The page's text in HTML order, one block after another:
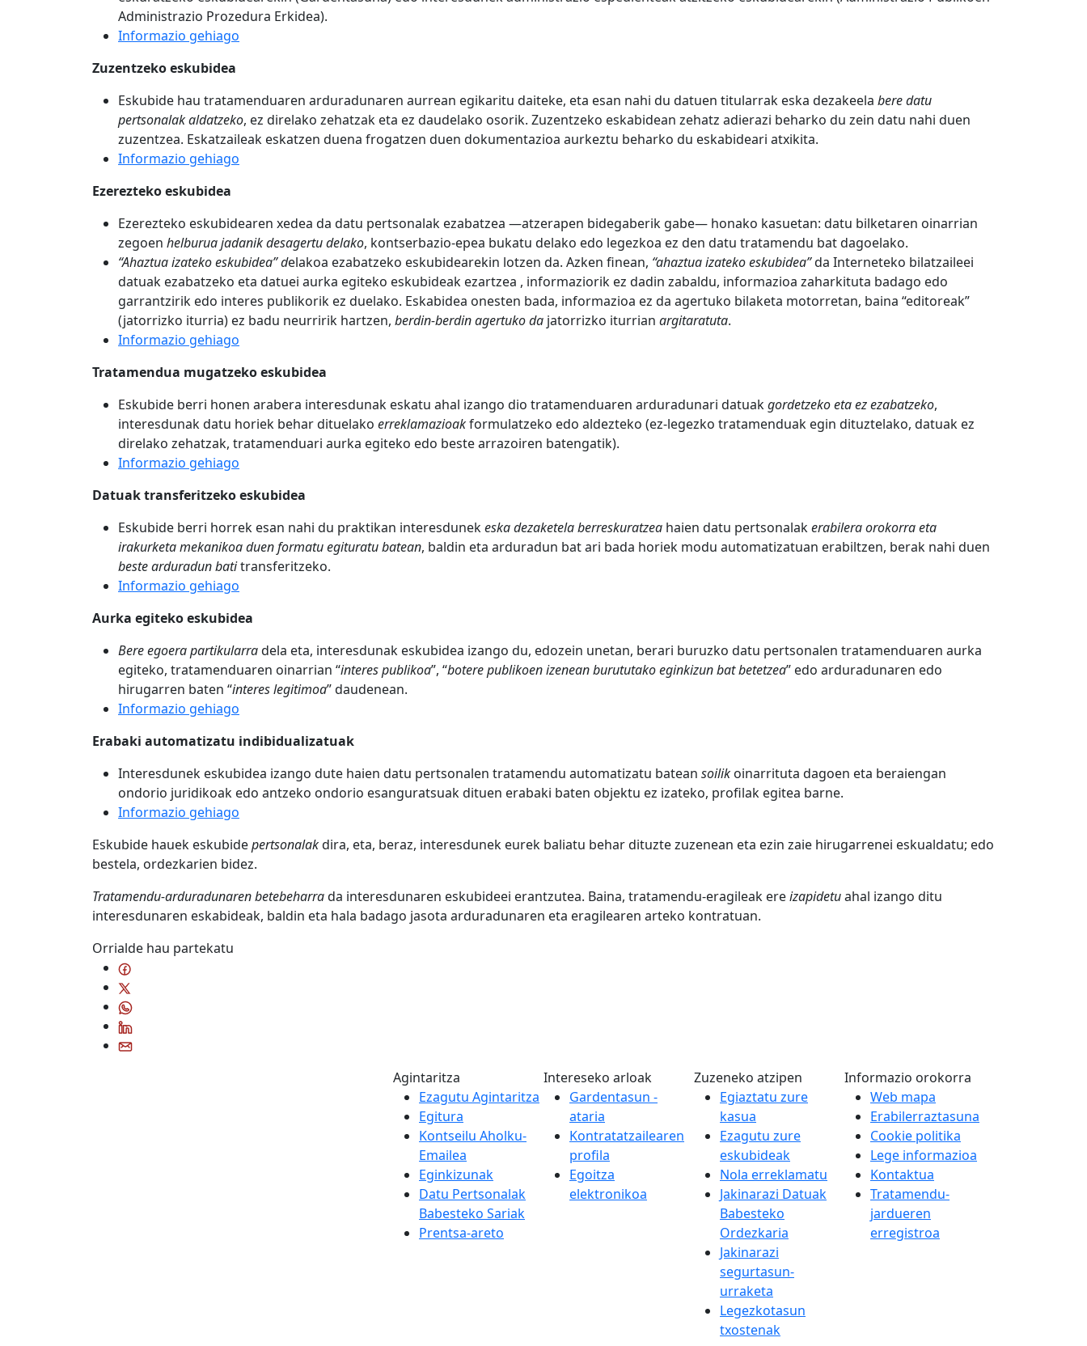
Administrazio Prozedura Erkidea).
Informazio gehiago
Zuzentzeko eskubidea
Eskubide hau tratamenduaren arduradunaren aurrean egikaritu daiteke, eta esan nahi du datuen titularrak eska dezakeela bere datu
pertsonalak aldatzeko, ez direlako zehatzak eta ez daudelako osorik. Zuzentzeko eskabidean zehatz adierazi beharko du zein datu nahi duen
zuzentzea. Eskatzaileak eskatzen duena frogatzen duen dokumentazioa aurkeztu beharko du eskabideari atxikita.
Informazio gehiago
Ezerezteko eskubidea
Ezerezteko eskubidearen xedea da datu pertsonalak ezabatzea —atzerapen bidegaberik gabe— honako kasuetan: datu bilketaren oinarrian
zegoen helburua jadanik desagertu delako, kontserbazio-epea bukatu delako edo legezkoa ez den datu tratamendu bat dagoelako.
“Ahaztua izateko eskubidea” delakoa ezabatzeko eskubidearekin lotzen da. Azken finean, “ahaztua izateko eskubidea”da Interneteko bilatzaileei
datuak ezabatzeko eta datuei aurka egiteko eskubideak ezartzea , informaziorik ez dadin zabaldu, informazioa zaharkituta badago edo
garrantzirik edo interes publikorik ez duelako. Eskabidea onesten bada, informazioa ez da agertuko bilaketa motorretan, baina “editoreak”
(jatorrizko iturria) ez badu neurririk hartzen, berdin-berdin agertuko da jatorrizko iturrian argitaratuta.
Informazio gehiago
Tratamendua mugatzeko eskubidea
Eskubide berri honen arabera interesdunak eskatu ahal izango dio tratamenduaren arduradunari datuakgordetzeko eta ez ezabatzeko,
interesdunak datu horiek behar dituelako erreklamazioakformulatzeko edo aldezteko (ez-legezko tratamenduak egin dituztelako, datuak ez
direlako zehatzak, tratamenduari aurka egiteko edo beste arrazoiren batengatik).
Informazio gehiago
Datuak transferitzeko eskubidea
Eskubide berri horrek esan nahi du praktikan interesdunekeska dezaketela berreskuratzea haien datu pertsonalakerabilera orokorra eta
irakurketa mekanikoa duen formatu egituratu batean, baldin eta arduradun bat ari bada horiek modu automatizatuan erabiltzen, berak nahi duen
beste arduradun batitransferitzeko.
Informazio gehiago
Aurka egiteko eskubidea
Bere egoera partikularradela eta, interesdunak eskubidea izango du, edozein unetan, berari buruzko datu pertsonalen tratamenduaren aurka
egiteko, tratamenduaren oinarrian “interes publikoa”, “botere publikoen izenean burututako eginkizun bat betetzea” edo arduradunaren edo
hirugarren baten “interes legitimoa” daudenean.
Informazio gehiago
Erabaki automatizatu indibidualizatuak
Interesdunek eskubidea izango dute haien datu pertsonalen tratamendu automatizatu batean soilik oinarrituta dagoen eta beraiengan
ondorio juridikoak edo antzeko ondorio esanguratsuak dituen erabaki baten objektu ez izateko, profilak egitea barne.
Informazio gehiago
Eskubide hauek eskubidepertsonalakdira, eta, beraz, interesdunek eurek baliatu behar dituzte zuzenean eta ezin zaie hirugarrenei eskualdatu; edo
bestela, ordezkarien bidez.
Tratamendu-arduradunaren betebeharrada interesdunaren eskubideei erantzutea. Baina, tratamendu-eragileak ereizapidetuahal izango ditu
interesdunaren eskabideak, baldin eta hala badago jasota arduradunaren eta eragilearen arteko kontratuan.
Orrialde hau partekatu
Agintaritza
Ezagutu Agintaritza
Egitura
Kontseilu Aholku-
Emailea
Eginkizunak
Datu Pertsonalak
Babesteko Sariak
Prentsa-areto
Intereseko arloak
Gardentasun -
ataria
Kontratatzailearen
profila
Egoitza
elektronikoa
Zuzeneko atzipen
Egiaztatu zure
kasua
Ezagutu zure
eskubideak
Nola erreklamatu
Jakinarazi Datuak
Babesteko
Ordezkaria
Jakinarazi
segurtasun-
urraketa
Legezkotasun
txostenak
Informazio orokorra
Web mapa
Erabilerraztasuna
Cookie politika
Lege informazioa
Kontaktua
Tratamendu-
jardueren
erregistroa